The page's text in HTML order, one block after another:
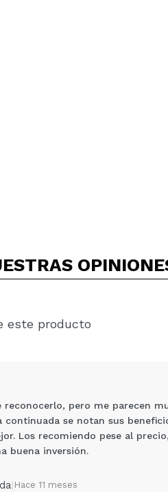
este producto
reconocerlo, pero me parecen
se notan sus
Los recomiendo pese al
buena inversión.
| Hace 11 meses